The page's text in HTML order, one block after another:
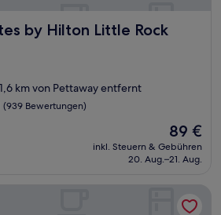
by Hilton Little Rock
Hilton Little Rock Downtown
km von Pettaway entfernt
(939 Bewertungen)
Der
Preis
beträgt
89 €
inkl. Steuern & Gebühren
20. Aug.–21. Aug.
Rock Downtown